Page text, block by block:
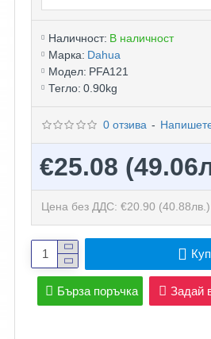
Наличност: В наличност
Марка: Dahua
Модел: PFA121
Тегло: 0.90kg
0 отзива -
€25.08
Цена без ДДС: €20.90 (40.88лв.)
Бърза поръчка Задай